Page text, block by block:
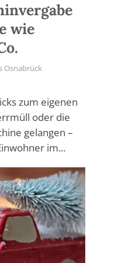
wie
Osnabrück
zum eigenen
oder die
gelangen –
im...